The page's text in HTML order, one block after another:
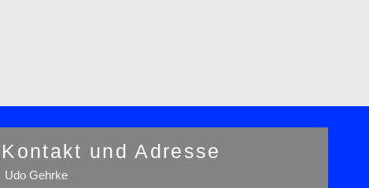
Kontakt und Adresse
Udo Gehrke